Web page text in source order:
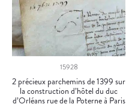
15928
2 précieux parchemins de 1399 sur
la construction d’hôtel du duc
d’Orléans rue de la Poterne à Paris